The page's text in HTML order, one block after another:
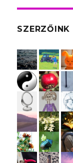
SZERZŐINK